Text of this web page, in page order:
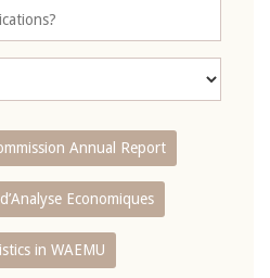
Annual Report
Economiques
in WAEMU